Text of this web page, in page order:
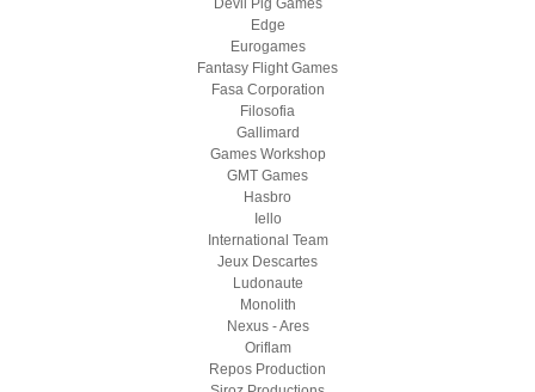
Edge
Eurogames
Fantasy Flight Games
Fasa Corporation
Filosofia
Gallimard
Games Workshop
GMT Games
Hasbro
Iello
International Team
Jeux Descartes
Ludonaute
Monolith
Nexus - Ares
Oriflam
Repos Production